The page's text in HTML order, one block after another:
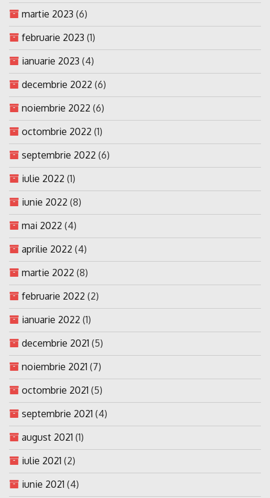
martie 2023 (6)
februarie 2023 (1)
ianuarie 2023 (4)
decembrie 2022 (6)
noiembrie 2022 (6)
octombrie 2022 (1)
septembrie 2022 (6)
iulie 2022 (1)
iunie 2022 (8)
mai 2022 (4)
aprilie 2022 (4)
martie 2022 (8)
februarie 2022 (2)
ianuarie 2022 (1)
decembrie 2021 (5)
noiembrie 2021 (7)
octombrie 2021 (5)
septembrie 2021 (4)
august 2021 (1)
iulie 2021 (2)
iunie 2021 (4)